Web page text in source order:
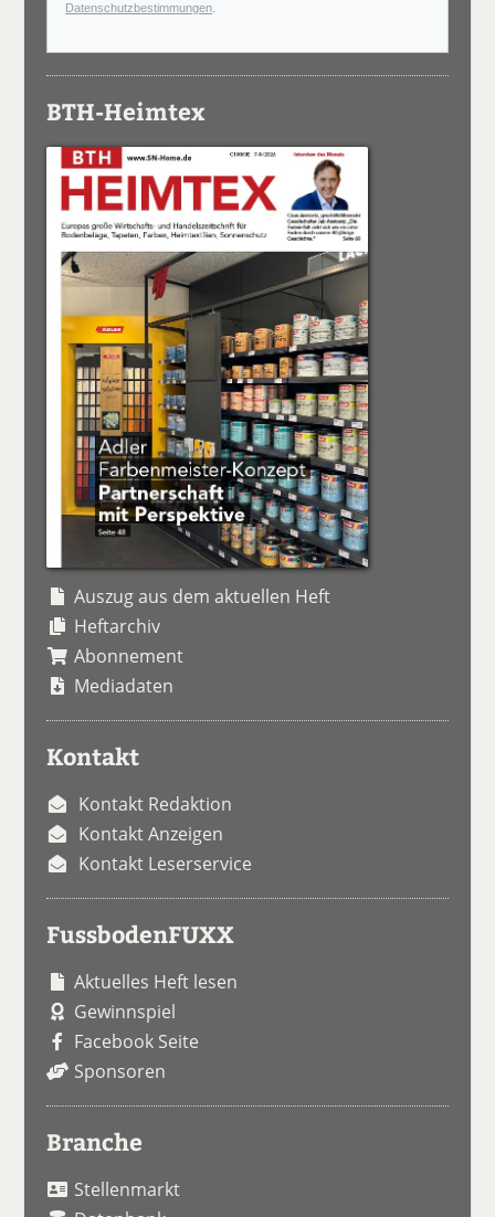
Datenschutzbestimmungen
BTH-Heimtex
Auszug aus dem aktuellen Heft
Heftarchiv
Abonnement
Mediadaten
Kontakt
Kontakt Redaktion
Kontakt Anzeigen
Kontakt Leserservice
FussbodenFUXX
Aktuelles Heft lesen
Gewinnspiel
Facebook Seite
Sponsoren
Branche
Stellenmarkt